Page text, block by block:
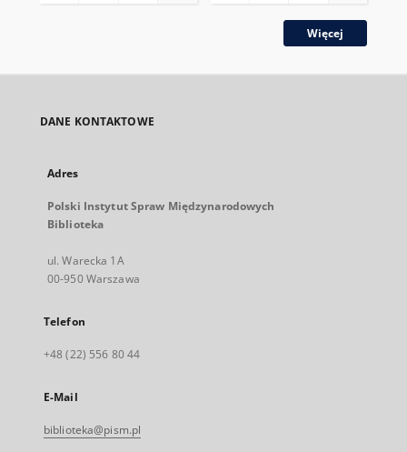
Więcej
DANE KONTAKTOWE
Adres
Polski Instytut Spraw Międzynarodowych
Biblioteka
ul. Warecka 1A
00-950 Warszawa
Telefon
+48 (22) 556 80 44
E-Mail
biblioteka@pism.pl